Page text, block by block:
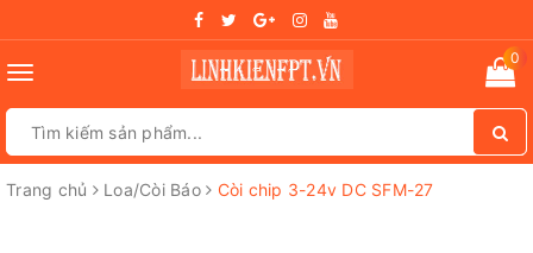
Toggle
0
Trang chủ Loa/Còi Báo Còi chip 3-24v DC SFM-27